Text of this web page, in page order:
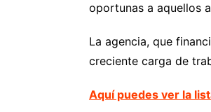
oportunas a aquellos
La agencia, que
creciente carga de
Aquí puedes ver la